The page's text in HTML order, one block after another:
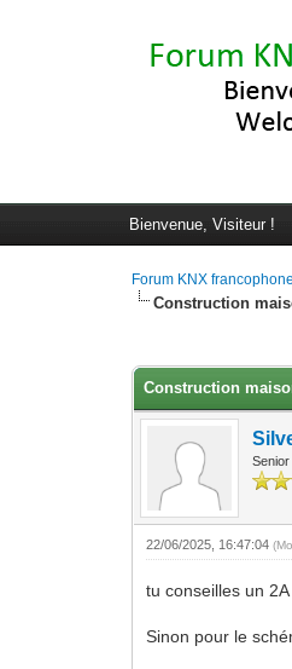
Bienvenue, Visiteur !
Forum KNX
Construction
Construction
22/06/2025, 16:47:04
tu conseilles un
Sinon pour le